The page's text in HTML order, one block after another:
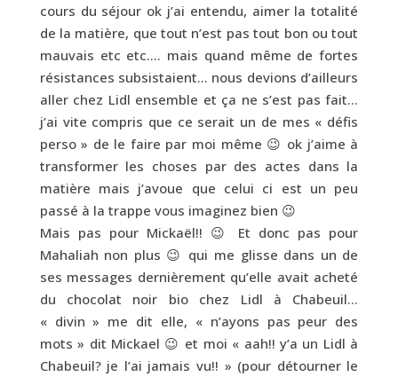
cours du séjour ok j’ai entendu, aimer la totalité
de la matière, que tout n’est pas tout bon ou tout
mauvais etc etc…. mais quand même de fortes
résistances subsistaient… nous devions d’ailleurs
aller chez Lidl ensemble et ça ne s’est pas fait…
j’ai vite compris que ce serait un de mes « défis
perso » de le faire par moi même 😉 ok j’aime à
transformer les choses par des actes dans la
matière mais j’avoue que celui ci est un peu
passé à la trappe vous imaginez bien 😉
Mais pas pour Mickaël!! 😉 Et donc pas pour
Mahaliah non plus 😉 qui me glisse dans un de
ses messages dernièrement qu’elle avait acheté
du chocolat noir bio chez Lidl à Chabeuil…
« divin » me dit elle, « n’ayons pas peur des
mots » dit Mickael 😉 et moi « aah!! y’a un Lidl à
Chabeuil? je l’ai jamais vu!! » (pour détourner le